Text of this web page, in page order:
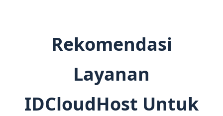
Rekomendasi
Layanan
IDCloudHost Untuk